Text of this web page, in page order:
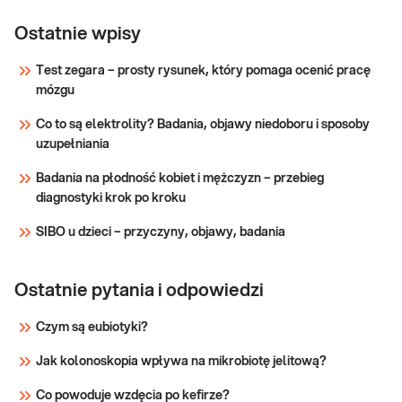
przed dietą -
(badania do
dietetyka)
Dedykowany dla: Kobiet, Mężczyzn, Dzieci
zrealizuj je w punkcie przyjaznym dzieciom
dietetyka i rozpoczęciem diety → W celu
Ostatnie wpisy
Test zegara – prosty rysunek, który pomaga ocenić pracę
mózgu
Co to są elektrolity? Badania, objawy niedoboru i sposoby
uzupełniania
Badania na płodność kobiet i mężczyzn – przebieg
diagnostyki krok po kroku
SIBO u dzieci – przyczyny, objawy, badania
Ostatnie pytania i odpowiedzi
Czym są eubiotyki?
Jak kolonoskopia wpływa na mikrobiotę jelitową?
Co powoduje wzdęcia po kefirze?